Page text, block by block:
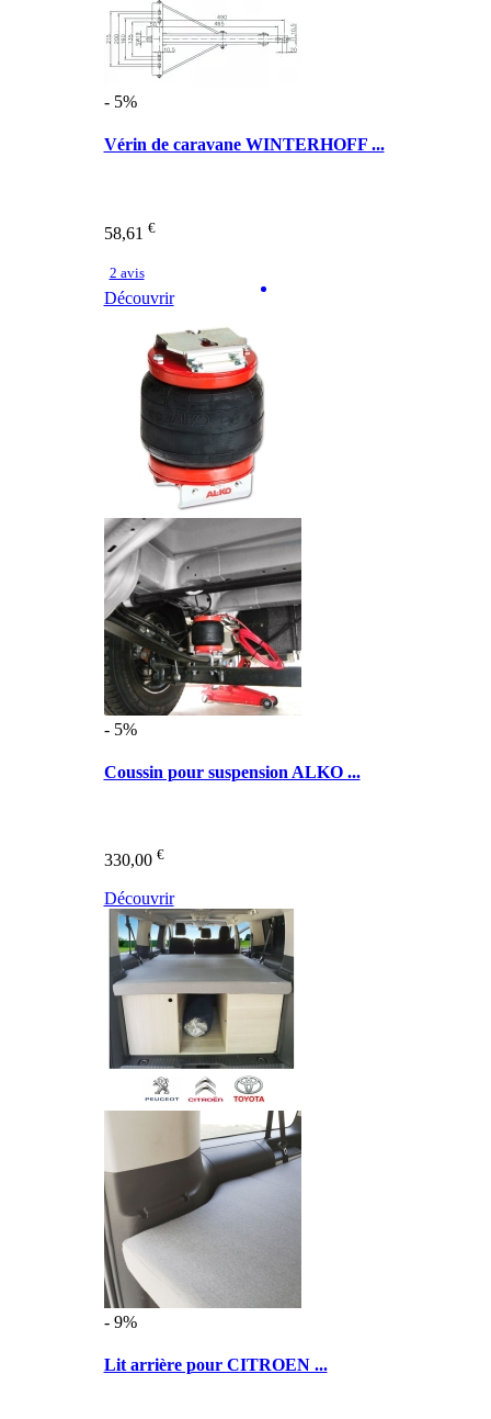
- 5%
Vérin de caravane WINTERHOFF ...
58,61 €
2 avis
Découvrir
- 5%
Coussin pour suspension ALKO ...
330,00 €
Découvrir
- 9%
Lit arrière pour CITROEN ...